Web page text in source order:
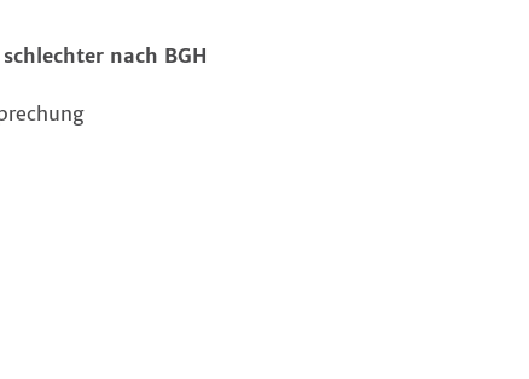
nach BGH